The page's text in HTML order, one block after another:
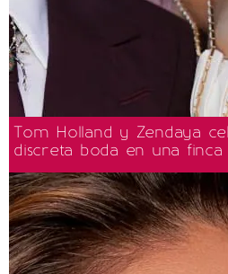
Tom Holland y Zendaya
discreta boda en una finca